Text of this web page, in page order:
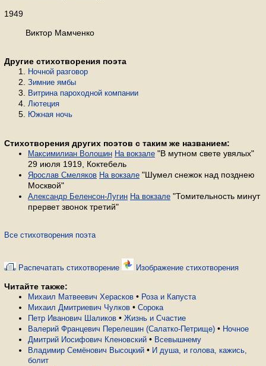
1949
Виктор Мамченко
Другие стихотворения поэта
Ночной разговор
Зимние ямбы
Витрина пароходной компании
Лютеция
Южная ночь
Стихотворения других поэтов с таким же названием:
Максимилиан Волошин На вокзале "В мутном свете увялых"
29 июля 1919, Коктебель
Ярослав Смеляков На вокзале "Шумел снежок над позднею
Москвой"
Александр Беленсон-Лугин На вокзале "Томительность минут
прервет звонок третий"
Все стихотворения поэта
Распечатать стихотворение Изображение стихотворения
Читайте также:
Михаил Матвеевич Херасков • Роза и Капуста
Михаил Дмитриевич Чулков • Сорока
Петр Иванович Шаликов • Жизнь и Счастие
Валерий Францевич Перелешин (Салатко-Петрище) • Ночное
Дмитрий Иосифович Кленовский • Всевышнему
Владимир Семёнович Высоцкий • И душа, и голова, кажись,
болит